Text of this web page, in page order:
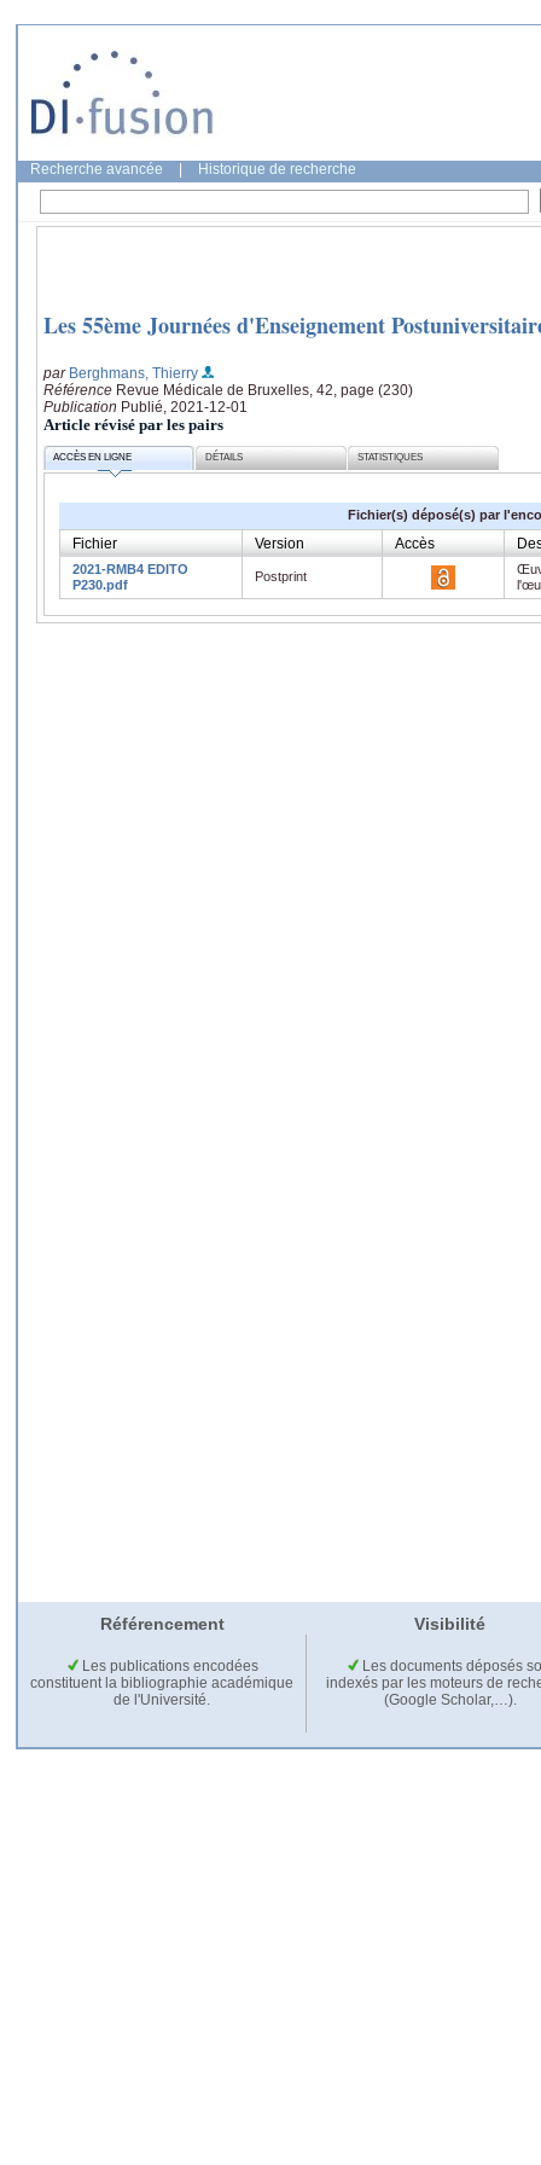
Recherche avancée Historique de recherche
Les 55ème Journées d'Enseignement
par Berghmans, Thierry
Référence Revue Médicale de Bruxelles, 42, page (230)
Publication Publié, 2021-12-01
Article révisé par les pairs
ACCÈS EN LIGNE DÉTAILS STATISTIQUES
Fichier(s) déposé(s) par
Fichier Version Accès
2021-RMB4 EDITO
P230.pdf
Postprint
Référencement Visibilité
Les publications encodées
constituent la bibliographie académique
de l'Université.
Les documents déposés
indexés par les moteurs de
(Google Scholar,…).